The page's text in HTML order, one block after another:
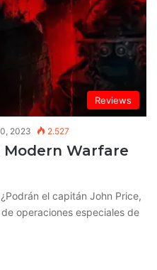
Reviews
2023 2.527
Modern Warfare
el capitán John Price,
operaciones especiales de